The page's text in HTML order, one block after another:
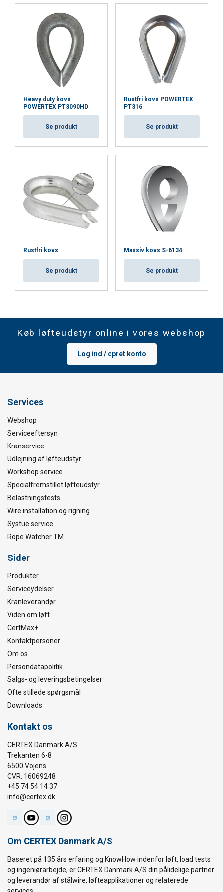
Heavy duty kovs
POWERTEX PT3090HD
Se produkt
Rustfri kovs POWERTEX
PT316
Se produkt
Rustfri kovs
Se produkt
Massiv kovs S-6134
Se produkt
Køb løfteudstyr online i vores webshop
Log ind / opret konto
Services
Webshop
Serviceeftersyn
Kranservice
Udlejning af løfteudstyr
Workshop service
Specialfremstillet løfteudstyr
Belastningstests
Wire installation og rigning
Systue service
Rope Watcher TM
Sider
Produkter
Serviceydelser
Kranleverandør
Viden om løft
CertMax+
Kontaktpersoner
Om os
Persondatapolitik
Salgs- og leveringsbetingelser
Ofte stillede spørgsmål
Downloads
Kontakt os
CERTEX Danmark A/S
Trekanten 6-8
6500 Vojens
CVR: 16069248
+45 74 54 14 37
info@certex.dk
Om CERTEX Danmark A/S
Baseret på 135 års erfaring og KnowHow indenfor løft, load tests
og ingeniørarbejde, er CERTEX Danmark A/S din pålidelige partner
og leverandør af stålwire, løfteapplikationer og relaterede
ACCEPTER ALLE
VIS DETALJER